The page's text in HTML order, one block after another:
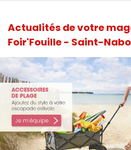
Actualités de votre
Foir'Fouille - Saint-